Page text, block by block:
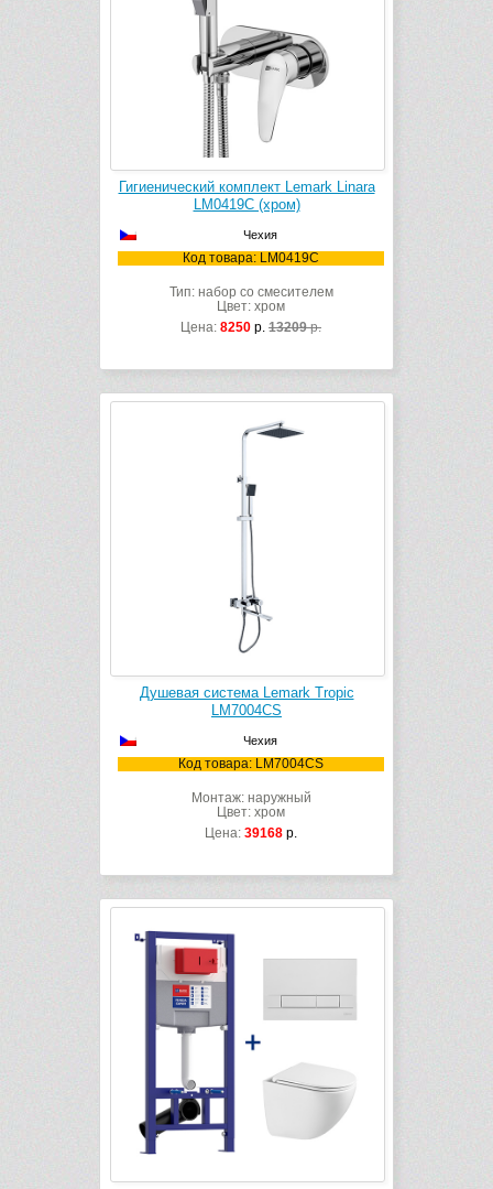
Гигиенический комплект Lemark Linara
LM0419C (хром)
Чехия
Код товара: LM0419C
Тип: набор со смесителем
Цвет: хром
Цена: 8250 р. 13209р.
Душевая система Lemark Tropic
LM7004CS
Чехия
Код товара: LM7004CS
Монтаж: наружный
Цвет: хром
Цена: 39168 р.